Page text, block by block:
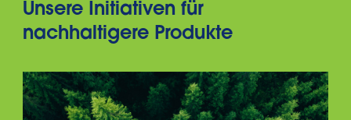
Unsere Initiativen für
nachhaltigere Produkte